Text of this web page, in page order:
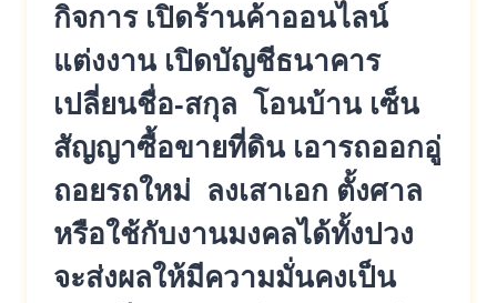
กิจการ เปิดร้านค้าออนไลน์
แต่งงาน เปิดบัญชีธนาคาร
เปลี่ยนชื่อ-สกุล โอนบ้าน เซ็น
สัญญาซื้อขายที่ดิน เอารถออกอู่
ถอยรถใหม่ ลงเสาเอก ตั้งศาล
หรือใช้กับงานมงคลได้ทั้งปวง
จะส่งผลให้มีความมั่นคงเป็น